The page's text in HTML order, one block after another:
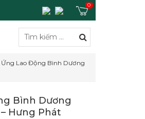
0
Ứng Lao Động Bình Dương
Bình Dương
Hưng Phát